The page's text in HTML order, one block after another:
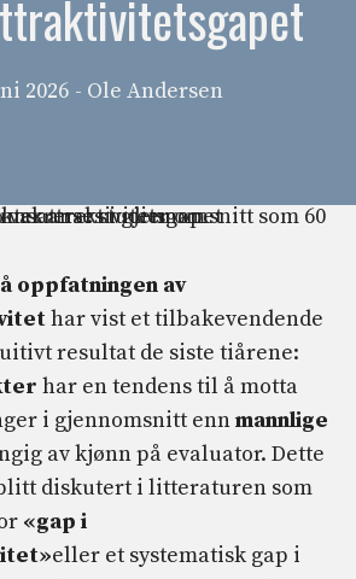
2026 - Ole Andersen
oppfatningen av
har vist et tilbakevendende
resultat de siste tiårene:
har en tendens til å motta
i gjennomsnitt ennmannlige
av kjønn på evaluator. Dette
diskutert i litteraturen som
«gap i
eller et systematisk gap i